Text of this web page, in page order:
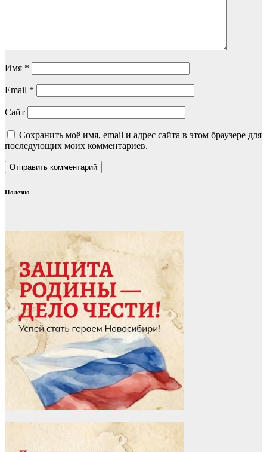
Имя *
Email *
Сайт
Сохранить моё имя, email и адрес сайта в этом браузере для
последующих моих комментариев.
Полезно